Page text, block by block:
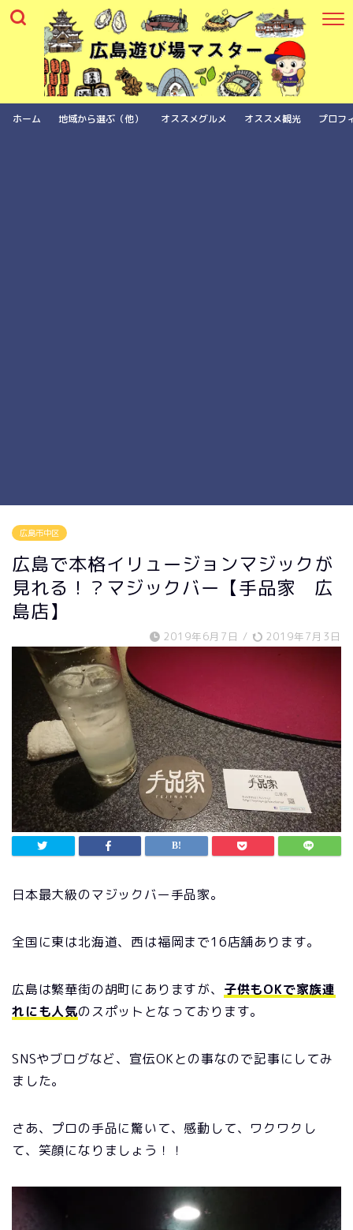
ホーム 地域から選ぶ（他） オススメグルメ オススメ観光 プロフ
広島市中区
広島で本格イリュージョンマジックが
見れる！？マジックバー【手品家 広
島店】
2019年6月7日 / 2019年7月3日
日本最大級のマジックバー手品家。
全国に東は北海道、西は福岡まで16店舗あります。
広島は繁華街の胡町にありますが、 子供もOKで家族連
れにも人気のスポットとなっております。
SNSやブログなど、宣伝OKとの事なので記事にしてみ
ました。
さあ、プロの手品に驚いて、感動して、ワクワクし
て、笑顔になりましょう！！